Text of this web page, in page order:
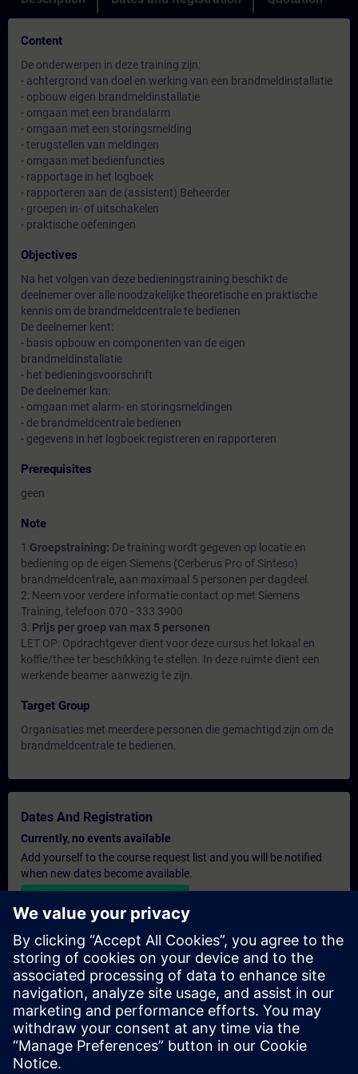
Content
De onderwerpen in deze training zijn:
- achtergrond van doel en werking van een brandmeldinstallatie
- opbouw eigen brandmeldinstallatie
- omgaan met een brandalarm
- omgaan met een storingsmelding
- terugstellen van meldingen
- omgaan met bedienfuncties
- rapportage in het logboek
- rapporteren aan de (assistent) Beheerder
- groepen in- of uitschakelen
- praktische oefeningen
Objectives
Na het volgen van deze bedieningstraining beschikt de
deelnemer over alle noodzakelijke theoretische en praktische
kennis om de brandmeldcentrale te bedienen
De deelnemer kent:
- basis opbouw en componenten van de eigen
brandmeldinstallatie
- het bedieningsvoorschrift
De deelnemer kan:
- omgaan met alarm- en storingsmeldingen
- de brandmeldcentrale bedienen
- gegevens in het logboek registreren en rapporteren
Prerequisites
geen
Note
1:Groepstraining: De training wordt gegeven op locatie en
bediening op de eigen Siemens (Cerberus Pro of Sinteso)
brandmeldcentrale, aan maximaal 5 personen per dagdeel.
2: Neem voor verdere informatie contact op met Siemens
Training, telefoon 070 - 333 3900
3: Prijs per groep van max 5 personen
LET OP: Opdrachtgever dient voor deze cursus het lokaal en
koffie/thee ter beschikking te stellen. In deze ruimte dient een
werkende beamer aanwezig te zijn.
Target Group
Organisaties met meerdere personen die gemachtigd zijn om de
brandmeldcentrale te bedienen.
Dates And Registration
Currently, no events available
Add yourself to the course request list and you will be notified
when new dates become available.
Personalised Quotation
If you require a standard list price quotation for this training, for
example for your purchasing department, then please click the
link below. You first need to provide some personal details and
after this a quotation will be emailed to you.
Provide Quotation